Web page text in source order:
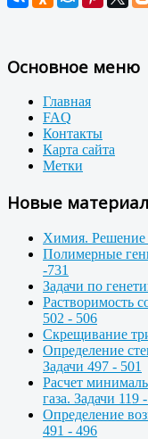
Основное меню
Главная
FAQ
Контакты
Карта сайта
Метки
Новые
Химия. Решение
Полимерные
-731
Задачи по
Растворимость
502 - 506
Скрещивание
Определение
Задачи 497 - 501
Расчет
газа. Задачи 119
Определение
491 - 496